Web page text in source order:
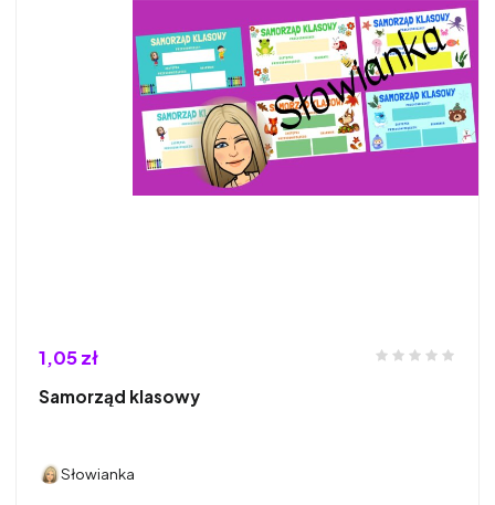
1,05 zł
Samorząd klasowy
Słowianka